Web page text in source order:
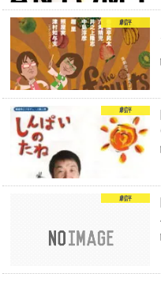
劇評
劇評
劇評